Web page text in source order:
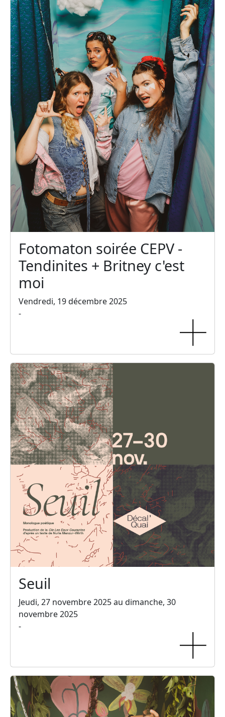
Fotomaton soirée CEPV -
Tendinites + Britney c'est
moi
Vendredi, 19 décembre 2025
-
Seuil
Jeudi, 27 novembre 2025 au dimanche, 30
novembre 2025
-